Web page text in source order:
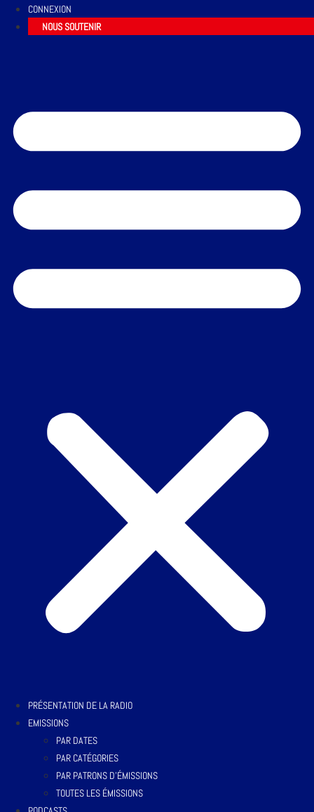
CONNEXION
NOUS SOUTENIR
PRÉSENTATION DE LA RADIO
EMISSIONS
PAR DATES
PAR CATÉGORIES
PAR PATRONS D’ÉMISSIONS
TOUTES LES ÉMISSIONS